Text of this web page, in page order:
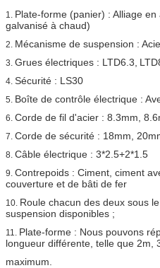
1. Plate-forme (panier) : Alliage
galvanisé à chaud)
2. Mécanisme de suspension :
3. Grues électriques : LTD6.3
4. Sécurité : LS30
5. Boîte de contrôle électrique :
6. Corde de fil d'acier : 8.3mm,
7. Corde de sécurité : 18mm,
8. Câble électrique : 3*2.5+2*1.5
9. Contrepoids : Ciment, ciment
couverture et de bâti de fer
10. Roule chacun des deux sous
suspension disponibles ;
11. Plate-forme : Nous pouvons
longueur différente, telle que
maximum.